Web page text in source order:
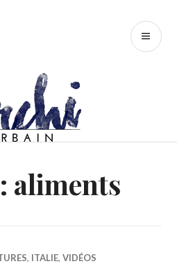
aliments
, ITALIE,VIDÉOS